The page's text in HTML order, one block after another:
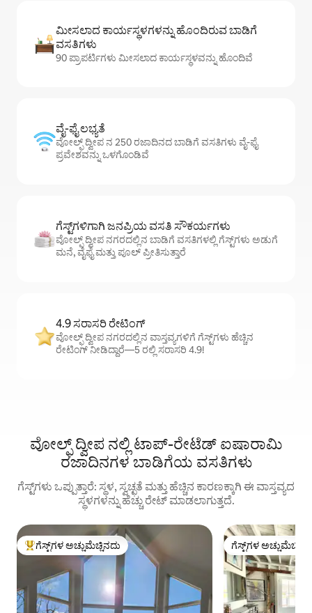
ಮೀಸಲಾದ ಕಾರ್ಯಸ್ಥಳಗಳನ್ನು ಹೊಂದಿರುವ ಬಾಡಿಗೆ
ವಸತಿಗಳು
90 ಪ್ರಾಪರ್ಟಿಗಳು ಮೀಸಲಾದ ಕಾರ್ಯಸ್ಥಳವನ್ನು ಹೊಂದಿವೆ
ವೈ-ಫೈ ಲಭ್ಯತೆ
ವೋಲ್ಫ್ ದ್ವೀಪ ನ 250 ರಜಾದಿನದ ಬಾಡಿಗೆ ವಸತಿಗಳು ವೈ-ಫೈ
ಪ್ರವೇಶವನ್ನು ಒಳಗೊಂಡಿವೆ
ಗೆಸ್ಟ್‌ಗಳಿಗಾಗಿ ಜನಪ್ರಿಯ ವಸತಿ ಸೌಕರ್ಯಗಳು
ವೋಲ್ಫ್ ದ್ವೀಪ ನಗರದಲ್ಲಿನ ಬಾಡಿಗೆ ವಸತಿಗಳಲ್ಲಿ ಗೆಸ್ಟ್‌ಗಳು ಅಡುಗೆ
ಮನೆ, ವೈಫೈ ಮತ್ತು ಪೂಲ್ ಪ್ರೀತಿಸುತ್ತಾರೆ
4.9 ಸರಾಸರಿ ರೇಟಿಂಗ್
ವೋಲ್ಫ್ ದ್ವೀಪ ನಗರದಲ್ಲಿನ ವಾಸ್ತವ್ಯಗಳಿಗೆ ಗೆಸ್ಟ್‌ಗಳು ಹೆಚ್ಚಿನ
ರೇಟಿಂಗ್ ನೀಡಿದ್ದಾರೆ—5 ರಲ್ಲಿ ಸರಾಸರಿ 4.9!
ವೋಲ್ಫ್ ದ್ವೀಪ ನಲ್ಲಿ ಟಾಪ್-ರೇಟೆಡ್ ಐಷಾರಾಮಿ
ರಜಾದಿನಗಳ ಬಾಡಿಗೆಯ ವಸತಿಗಳು
ಗೆಸ್ಟ್‌ಗಳು ಒಪ್ಪುತ್ತಾರೆ: ಸ್ಥಳ, ಸ್ವಚ್ಛತೆ ಮತ್ತು ಹೆಚ್ಚಿನ ಕಾರಣಕ್ಕಾಗಿ ಈ ವಾಸ್ತವ್ಯದ
ಸ್ಥಳಗಳನ್ನು ಹೆಚ್ಚು ರೇಟ್ ಮಾಡಲಾಗುತ್ತದೆ.
ಗೆಸ್ಟ್‌ಗಳಿಗೆ ಅತಿ ಹೆಚ್ಚು ಅಚ್ಚುಮೆಚ್ಚಿನದು
ಗೆಸ್ಟ್‌ಗಳ ಅಚ್ಚುಮೆಚ್ಚಿನದು ಗೆಸ್ಟ್‌ಗಳ
ಗೆಸ್ಟ್‌ಗಳ